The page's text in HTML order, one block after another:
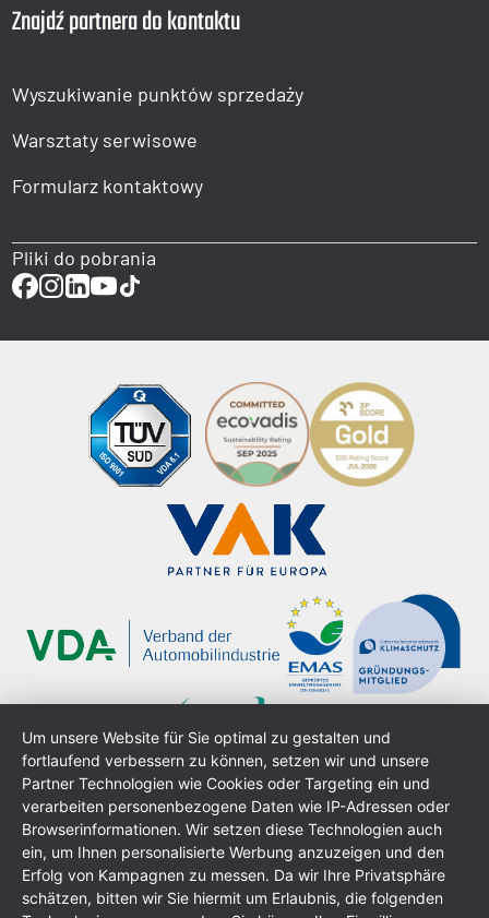
Znajdź partnera do kontaktu
Wyszukiwanie punktów sprzedaży
Warsztaty serwisowe
Formularz kontaktowy
Pliki do pobrania
Um unsere Website für Sie optimal zu gestalten und
fortlaufend verbessern zu können, setzen wir und unsere
Partner Technologien wie Cookies oder Targeting ein und
verarbeiten personenbezogene Daten wie IP-Adressen oder
Browserinformationen. Wir setzen diese Technologien auch
ein, um Ihnen personalisierte Werbung anzuzeigen und den
Erfolg von Kampagnen zu messen. Da wir Ihre Privatsphäre
schätzen, bitten wir Sie hiermit um Erlaubnis, die folgenden